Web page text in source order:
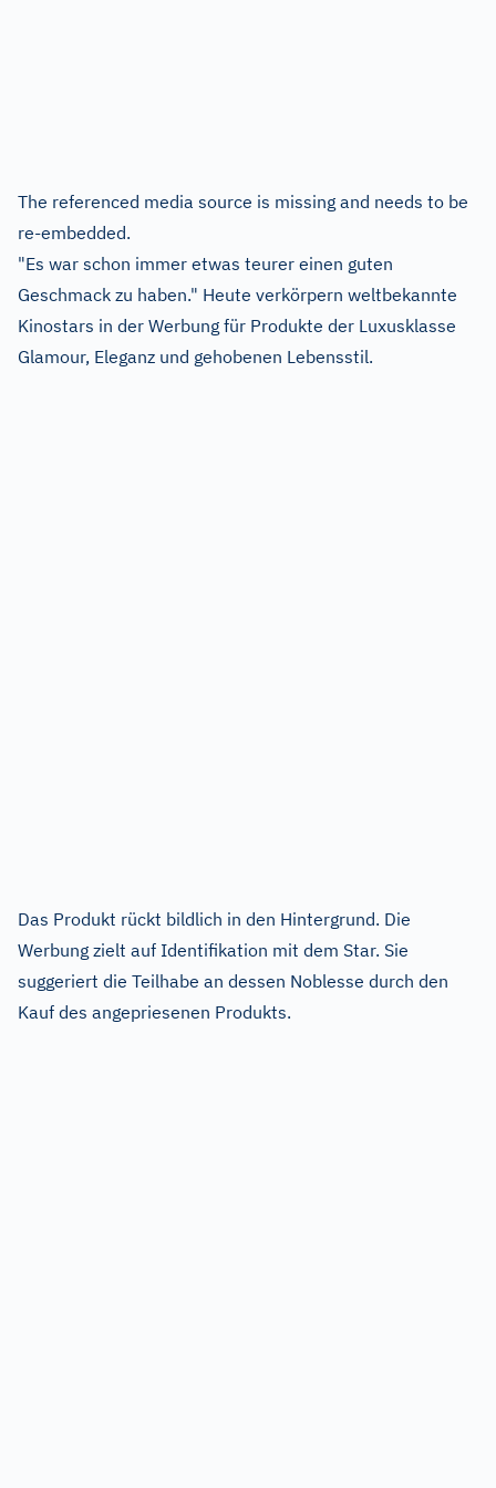
The referenced media source is missing and needs to be
re-embedded.
"Es war schon immer etwas teurer einen guten
Geschmack zu haben." Heute verkörpern weltbekannte
Kinostars in der Werbung für Produkte der Luxusklasse
Glamour, Eleganz und gehobenen Lebensstil.
Das Produkt rückt bildlich in den Hintergrund. Die
Werbung zielt auf Identifikation mit dem Star. Sie
suggeriert die Teilhabe an dessen Noblesse durch den
Kauf des angepriesenen Produkts.